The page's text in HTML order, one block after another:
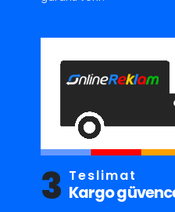
3 Teslimat
Kargo